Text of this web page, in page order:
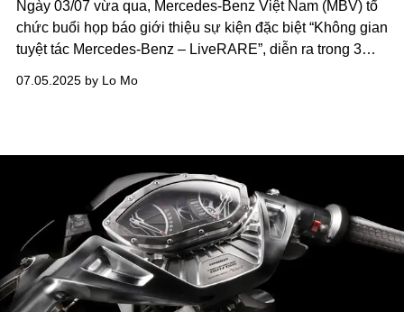
Ngày 03/07 vừa qua, Mercedes-Benz Việt Nam (MBV) tổ
chức buổi họp báo giới thiệu sự kiện đặc biệt“Không gian
tuyệt tác Mercedes-Benz – LiveRARE”, diễn ra trong 3
07.05.2025 by Lo Mo